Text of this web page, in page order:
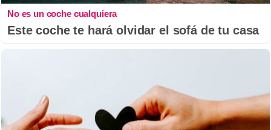
No es un coche cualquiera
Este coche te hará olvidar el sofá de tu casa